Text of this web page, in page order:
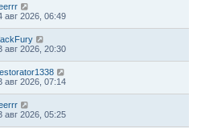
авг 2026, 06:49
авг 2026, 20:30
авг 2026, 07:14
авг 2026, 05:25